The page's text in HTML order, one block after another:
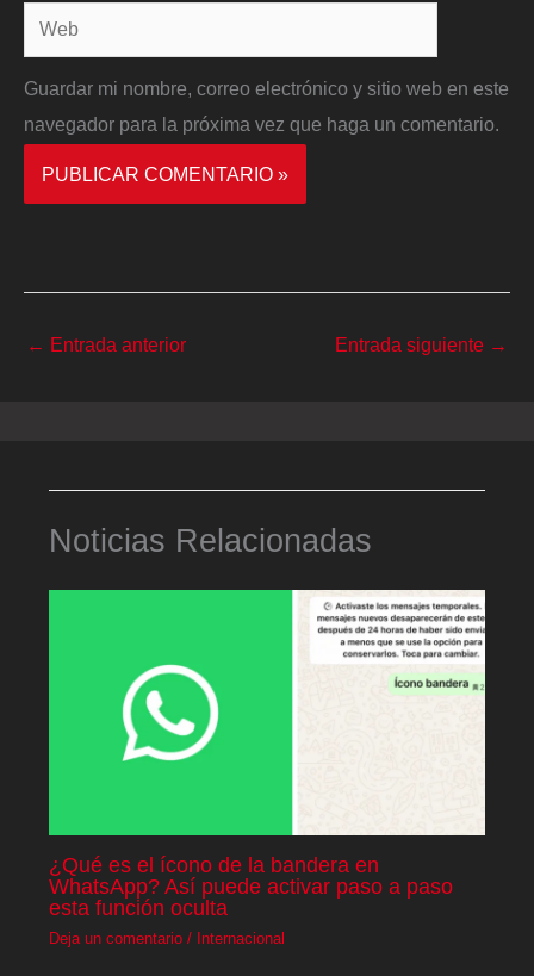
Web
Guardar mi nombre, correo electrónico y sitio web en este
navegador para la próxima vez que haga un comentario.
← Entrada anterior Entrada siguiente →
Noticias Relacionadas
¿Qué es el ícono de la bandera en
WhatsApp? Así puede activar paso a paso
esta función oculta
Deja un comentario / Internacional